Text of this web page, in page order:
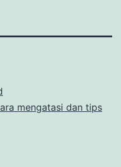
mengatasi dan tips